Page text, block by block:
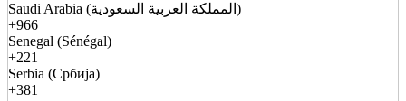
Saudi Arabia (المملكة العربية السعودية)
+966
Senegal (Sénégal)
+221
Serbia (Србија)
+381